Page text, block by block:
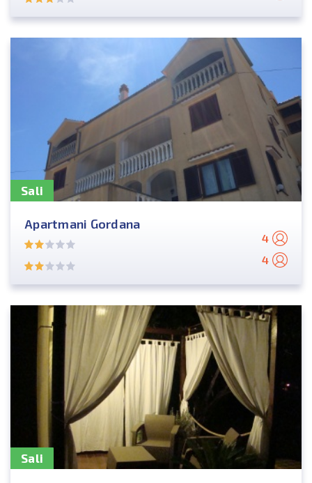
Sali
Apartmani Gordana
4
4
Sali